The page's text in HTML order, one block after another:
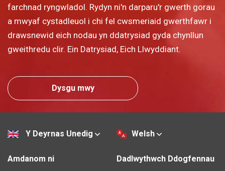
farchnad ryngwladol. Rydyn ni'n darparu'r gwerth gorau
a mwyaf cystadleuol i chi fel cwsmeriaid gwerthfawr i
drawsnewid eich nodau yn ddatrysiad gyda chynllun
gweithredu clir. Ein Datrysiad, Eich Llwyddiant.
Dysgu mwy
Y Deyrnas Unedig Welsh
Amdanom ni
Dadlwythwch Ddogfennau